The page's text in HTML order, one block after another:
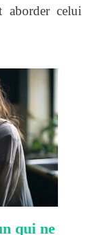
aborder celui
qui ne